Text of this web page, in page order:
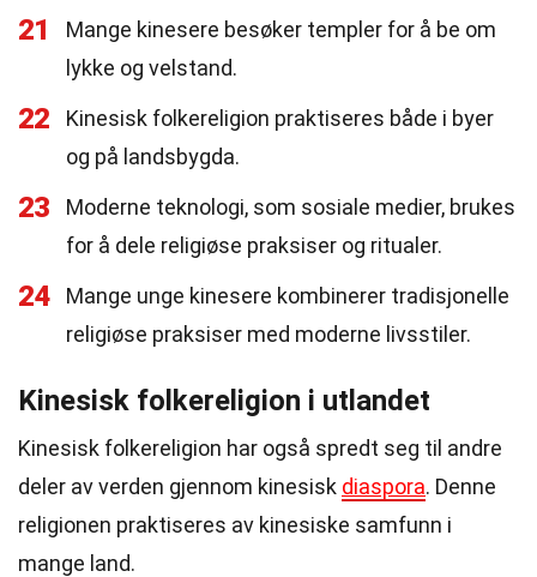
21
Mange kinesere besøker templer for å be om
lykke og velstand.
22
Kinesisk folkereligion praktiseres både i byer
og på landsbygda.
23
Moderne teknologi, som sosiale medier, brukes
for å dele religiøse praksiser og ritualer.
24
Mange unge kinesere kombinerer tradisjonelle
religiøse praksiser med moderne livsstiler.
Kinesisk folkereligion i utlandet
Kinesisk folkereligion har også spredt seg til andre
deler av verden gjennom kinesisk diaspora. Denne
religionen praktiseres av kinesiske samfunn i
mange land.